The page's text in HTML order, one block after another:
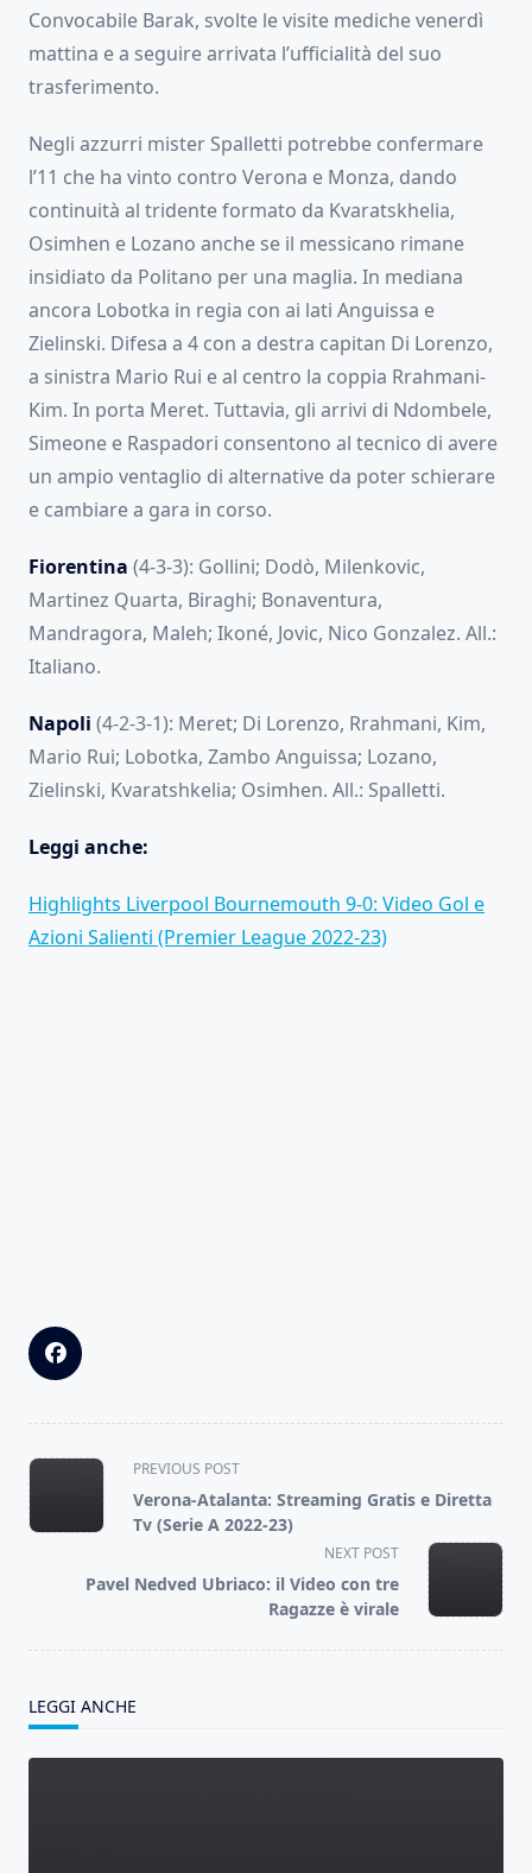
Convocabile Barak, svolte le visite mediche venerdì
mattina e a seguire arrivata l’ufficialità del suo
trasferimento.
Negli azzurri mister Spalletti potrebbe confermare
l’11 che ha vinto contro Verona e Monza, dando
continuità al tridente formato da Kvaratskhelia,
Osimhen e Lozano anche se il messicano rimane
insidiato da Politano per una maglia. In mediana
ancora Lobotka in regia con ai lati Anguissa e
Zielinski. Difesa a 4 con a destra capitan Di Lorenzo,
a sinistra Mario Rui e al centro la coppia Rrahmani-
Kim. In porta Meret. Tuttavia, gli arrivi di Ndombele,
Simeone e Raspadori consentono al tecnico di avere
un ampio ventaglio di alternative da poter schierare
e cambiare a gara in corso.
Fiorentina (4-3-3): Gollini; Dodò, Milenkovic,
Martinez Quarta, Biraghi; Bonaventura,
Mandragora, Maleh; Ikoné, Jovic, Nico Gonzalez. All.:
Italiano.
Napoli (4-2-3-1): Meret; Di Lorenzo, Rrahmani, Kim,
Mario Rui; Lobotka, Zambo Anguissa; Lozano,
Zielinski, Kvaratshkelia; Osimhen. All.: Spalletti.
Leggi anche:
Highlights Liverpool Bournemouth 9-0: Video Gol e
Azioni Salienti (Premier League 2022-23)
<span
class="nav-
subtitle
reader-
PREVIOUS POST
Verona-Atalanta: Streaming Gratis e Diretta
Tv (Serie A 2022-23)
NEXT POST
Pavel Nedved Ubriaco: il Video con tre
Ragazze è virale
LEGGI ANCHE